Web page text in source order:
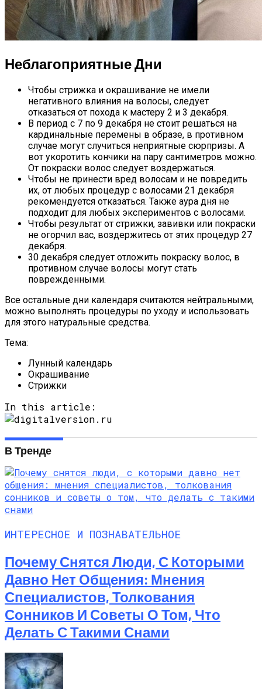
Неблагоприятные Дни
Чтобы стрижка и окрашивание не имели
негативного влияния на волосы, следует
отказаться от похода к мастеру 2 и 3 декабря.
В период с 7 по 9 декабря не стоит решаться на
кардинальные перемены в образе, в противном
случае могут случиться неприятные сюрпризы. А
вот укоротить кончики на пару сантиметров можно.
От покраски волос следует воздержаться.
Чтобы не принести вред волосам и не повредить
их, от любых процедур с волосами 21 декабря
рекомендуется отказаться. Также аура дня не
подходит для любых экспериментов с волосами.
Чтобы результат от стрижки, завивки или покраски
не огорчил вас, воздержитесь от этих процедур 27
декабря.
30 декабря следует отложить покраску волос, в
противном случае волосы могут стать
поврежденными.
Все остальные дни календаря считаются нейтральными,
можно выполнять процедуры по уходу и использовать
для этого натуральные средства.
Тема:
Лунный календарь
Окрашивание
Стрижки
In this article:
В Тренде
ИНТЕРЕСНОЕ И ПОЗНАВАТЕЛЬНОЕ
Почему Снятся Люди, С Которыми
Давно Нет Общения: Мнения
Специалистов, Толкования
Сонников И Советы О Том, Что
Делать С Такими Снами